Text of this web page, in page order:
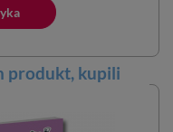
produkt, kupili